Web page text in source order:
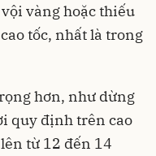
vàng hoặc thiếu
tốc, nhất là trong
hơn, như dừng
quy định trên cao
từ 12 đến 14